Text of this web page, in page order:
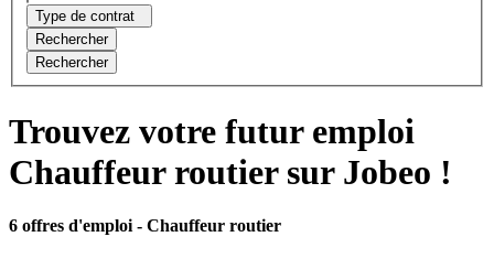
Type de contrat
Rechercher
Rechercher
Trouvez votre futur emploi
Chauffeur routier sur Jobeo !
6 offres d'emploi - Chauffeur routier